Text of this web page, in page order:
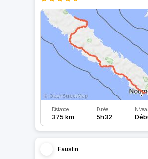
Distance
375 km
Durée
5h32
Niveau
Faustin